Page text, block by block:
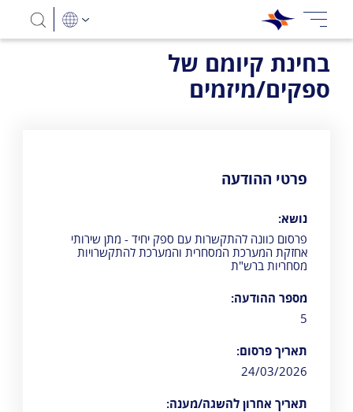
בחינת קיומם של
ספקים/מיזמים
פרטי ההודעה
נושא:
פרסום כוונה להתקשרות עם ספק יחיד - מתן שירותי
אחזקת המערכת המסחרית והמערכת להתקשרויות
מסחריות ברש"ת
מספר ההודעה:
5
תאריך פרסום:
24/03/2026
תאריך אחרון להשגה/מענה: